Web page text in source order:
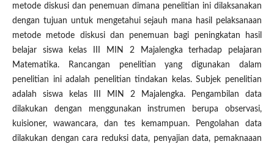
metode diskusi dan penemuan dimana penelitian ini dilaksanakan
dengan tujuan untuk mengetahui sejauh mana hasil pelaksanaan
metode metode diskusi dan penemuan bagi peningkatan hasil
belajar siswa kelas III MIN 2 Majalengka terhadap pelajaran
Matematika. Rancangan penelitian yang digunakan dalam
penelitian ini adalah penelitian tindakan kelas. Subjek penelitian
adalah siswa kelas III MIN 2 Majalengka. Pengambilan data
dilakukan dengan menggunakan instrumen berupa observasi,
kuisioner, wawancara, dan tes kemampuan. Pengolahan data
dilakukan dengan cara reduksi data, penyajian data, pemaknaaan